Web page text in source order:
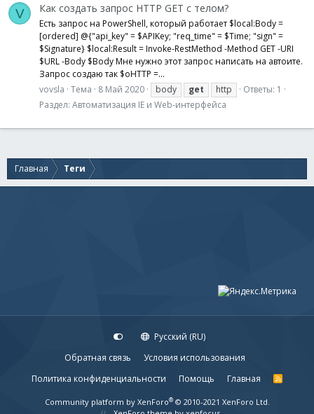
V Как создать запрос HTTP GET с телом?
Есть запрос на PowerShell, который работает $local:Body =
[ordered] @{"api_key" = $APIKey; "req_time" = $Time; "sign" =
$Signature} $local:Result = Invoke-RestMethod -Method GET -URI
$URL -Body $Body Мне нужно этот запрос написать на автоите.
Запрос создаю так $oHTTP =...
vovsla Тема 8 Май 2020 body get http
Ответы: 1
Раздел: Автоматизация IE и Web-интерфейса
Главная Теги
Русский (RU)
Обратная связь
Условия использования
Политика конфиденциальности
Помощь Главная
R
Community platform by XenForo® © 2010-2021 XenForo Ltd.